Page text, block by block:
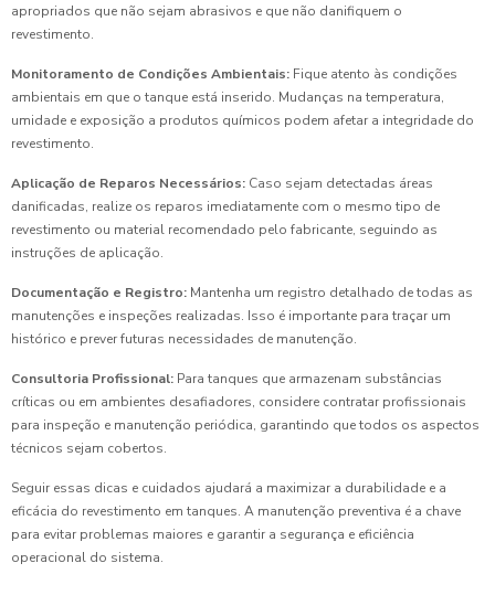
apropriados que não sejam abrasivos e que não danifiquem o
revestimento.
Monitoramento de Condições Ambientais: Fique atento às condições
ambientais em que o tanque está inserido. Mudanças na temperatura,
umidade e exposição a produtos químicos podem afetar a integridade do
revestimento.
Aplicação de Reparos Necessários: Caso sejam detectadas áreas
danificadas, realize os reparos imediatamente com o mesmo tipo de
revestimento ou material recomendado pelo fabricante, seguindo as
instruções de aplicação.
Documentação e Registro: Mantenha um registro detalhado de todas as
manutenções e inspeções realizadas. Isso é importante para traçar um
histórico e prever futuras necessidades de manutenção.
Consultoria Profissional: Para tanques que armazenam substâncias
críticas ou em ambientes desafiadores, considere contratar profissionais
para inspeção e manutenção periódica, garantindo que todos os aspectos
técnicos sejam cobertos.
Seguir essas dicas e cuidados ajudará a maximizar a durabilidade e a
eficácia do revestimento em tanques. A manutenção preventiva é a chave
para evitar problemas maiores e garantir a segurança e eficiência
operacional do sistema.